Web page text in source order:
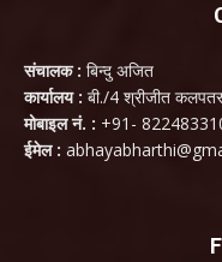
संचालक : बिन्दु अजित
कार्यालय : बी./4 श्रीजीत
मोबाइल नं. : +91-
ईमेल :